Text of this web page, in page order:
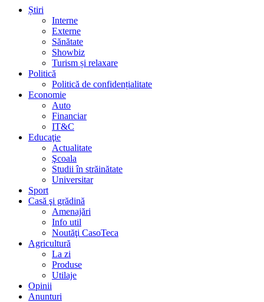
Știri
Interne
Externe
Sănătate
Showbiz
Turism și relaxare
Politică
Politică de confidențialitate
Economie
Auto
Financiar
IT&C
Educaţie
Actualitate
Şcoala
Studii în străinătate
Universitar
Sport
Casă şi grădină
Amenajări
Info util
Noutăţi CasoTeca
Agricultură
La zi
Produse
Utilaje
Opinii
Anunturi